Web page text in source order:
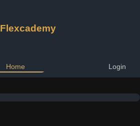
Flexcademy
Home Login